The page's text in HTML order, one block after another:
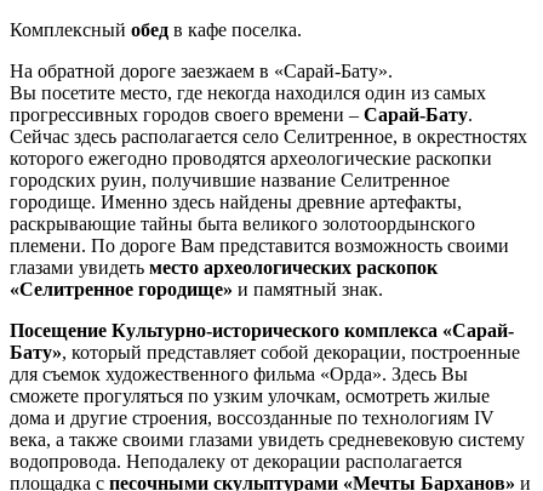
Комплексный обед в кафе поселка.
На обратной дороге заезжаем в «Сарай-Бату».
Вы посетите место, где некогда находился один из самых
прогрессивных городов своего времени – Сарай-Бату.
Сейчас здесь располагается село Селитренное, в окрестностях
которого ежегодно проводятся археологические раскопки
городских руин, получившие название Селитренное
городище. Именно здесь найдены древние артефакты,
раскрывающие тайны быта великого золотоордынского
племени. По дороге Вам представится возможность своими
глазами увидеть место археологических раскопок
«Селитренное городище» и памятный знак.
Посещение Культурно-исторического комплекса «Сарай-
Бату», который представляет собой декорации, построенные
для съемок художественного фильма «Орда». Здесь Вы
сможете прогуляться по узким улочкам, осмотреть жилые
дома и другие строения, воссозданные по технологиям IV
века, а также своими глазами увидеть средневековую систему
водопровода. Неподалеку от декорации располагается
площадка с песочными скульптурами «Мечты Барханов» и